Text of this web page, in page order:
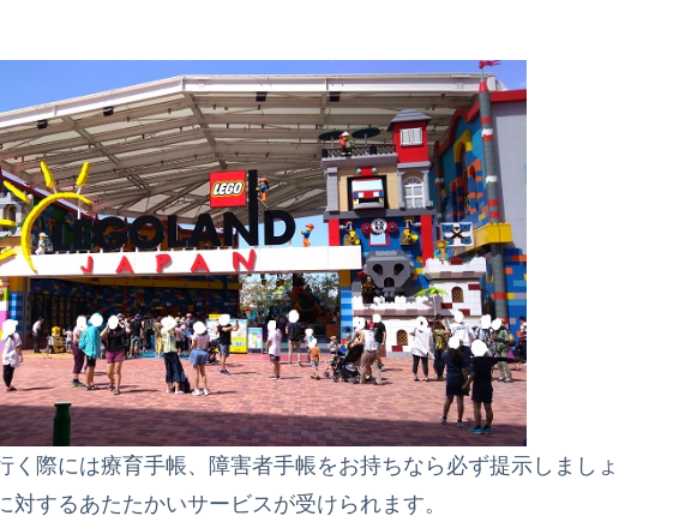
く際には療育手帳、障害者手帳をお持ちなら必ず提示しましょ
対するあたたかいサービスが受けられます。